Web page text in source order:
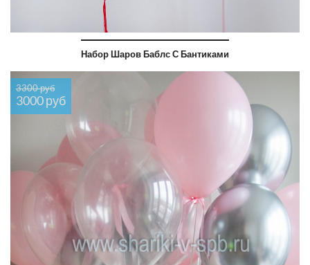
Набор Шаров Баблс С Бантиками
3300 руб
3000 руб